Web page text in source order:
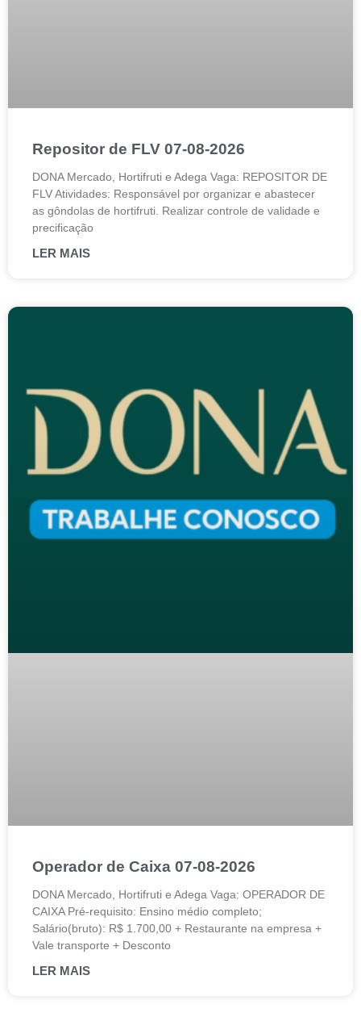
Repositor de FLV 07-08-2026
DONA Mercado, Hortifruti e Adega Vaga: REPOSITOR DE
FLV Atividades: Responsável por organizar e abastecer
as gôndolas de hortifruti. Realizar controle de validade e
precificação
LER MAIS
Operador de Caixa 07-08-2026
DONA Mercado, Hortifruti e Adega Vaga: OPERADOR DE
CAIXA Pré-requisito: Ensino médio completo;
Salário(bruto): R$ 1.700,00 + Restaurante na empresa +
Vale transporte + Desconto
LER MAIS